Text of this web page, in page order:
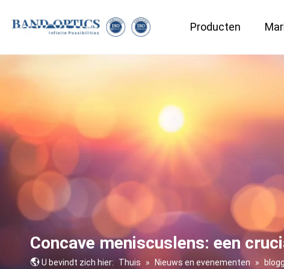
Producten
Concave meniscuslens: een
U bevindt zich hier: Thuis » Nieuws en evenementen »